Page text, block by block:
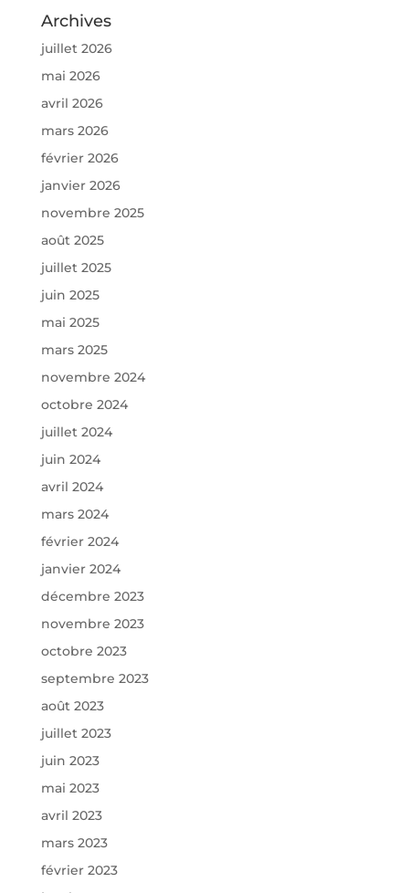
Archives
juillet 2026
mai 2026
avril 2026
mars 2026
février 2026
janvier 2026
novembre 2025
août 2025
juillet 2025
juin 2025
mai 2025
mars 2025
novembre 2024
octobre 2024
juillet 2024
juin 2024
avril 2024
mars 2024
février 2024
janvier 2024
décembre 2023
novembre 2023
octobre 2023
septembre 2023
août 2023
juillet 2023
juin 2023
mai 2023
avril 2023
mars 2023
février 2023